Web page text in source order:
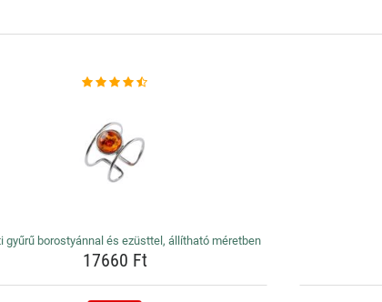
gyűrű borostyánnal és ezüsttel, állítható méretben
17660 Ft